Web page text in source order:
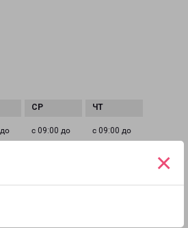
×
с 09:00 до
с 09:00 до